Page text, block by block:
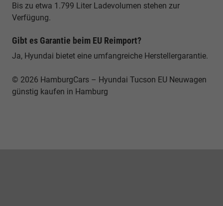
Bis zu etwa 1.799 Liter Ladevolumen stehen zur
Verfügung.
Gibt es Garantie beim EU Reimport?
Ja, Hyundai bietet eine umfangreiche Herstellergarantie.
© 2026 HamburgCars – Hyundai Tucson EU Neuwagen
günstig kaufen in Hamburg